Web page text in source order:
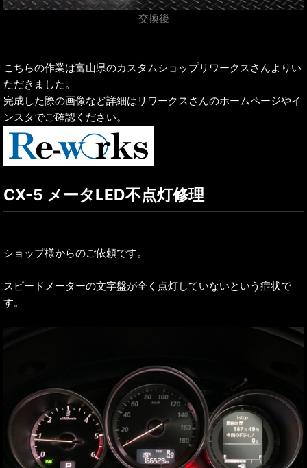
交換後
こちらの作業は富山県のカスタムショップリワークスさんよりい
ただきました。
完成した際の画像など詳細はリワークスさんのホームページやイ
ンスタでご確認ください。
CX-5 メータLED不点灯修理
ショップ様からのご依頼です。
スピードメーターの文字盤が全く点灯していないという症状で
す。